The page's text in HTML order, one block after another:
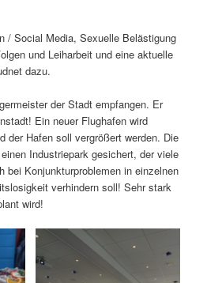
/ Social Media, Sexuelle Belästigung
und Leiharbeit und eine aktuelle
dazu.
der Stadt empfangen. Er
Ein neuer Flughafen wird
der Hafen soll vergrößert werden. Die
Industriepark gesichert, der viele
bei Konjunkturproblemen in einzelnen
verhindern soll! Sehr stark
wird!